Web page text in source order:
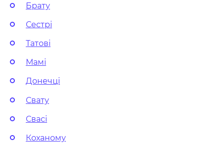
Брату
Сестрі
Татові
Мамі
Донечці
Свату
Свасі
Коханому